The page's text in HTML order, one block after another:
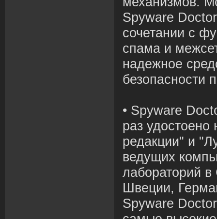
Spyware
сочетании с
спама и
надежное
безопасности
• Spyware
раз
редакции" и
ведущих
лабораторий
Швеции,
Spyware